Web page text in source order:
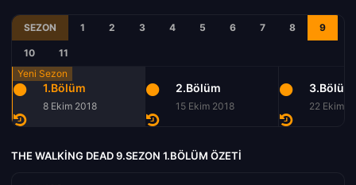
SEZON 1 2 3 4 5 6 7 8 9
10 11
1.Bölüm
8 Ekim 2018
2.Bölüm
15 Ekim 2018
3.Bölüm
22 Ekim
THE WALKING DEAD 9.SEZON 1.BÖLÜM ÖZETI